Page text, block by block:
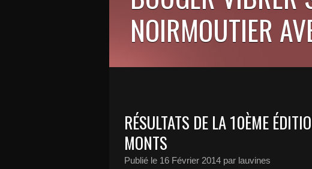
NOIRMOUTIER
RÉSULTATS DE LA 10ÈME
MONTS
Publié le 16 Février 2014 par lauvines